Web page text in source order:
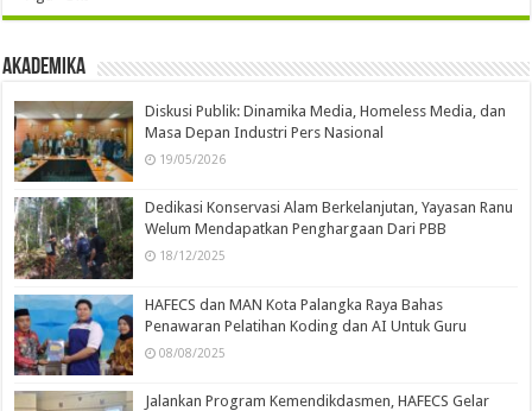
Akademika
Diskusi Publik: Dinamika Media, Homeless Media, dan
Masa Depan Industri Pers Nasional
19/05/2026
Dedikasi Konservasi Alam Berkelanjutan, Yayasan Ranu
Welum Mendapatkan Penghargaan Dari PBB
18/12/2025
HAFECS dan MAN Kota Palangka Raya Bahas
Penawaran Pelatihan Koding dan AI Untuk Guru
08/08/2025
Jalankan Program Kemendikdasmen, HAFECS Gelar